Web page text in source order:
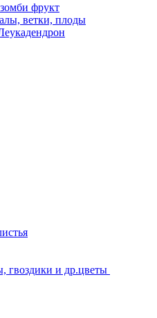
фрукт
ветки, плоды
гвоздики и др.цветы